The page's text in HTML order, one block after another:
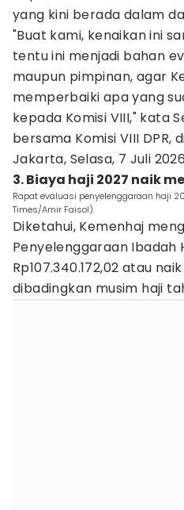
yang kini berada dalam
"Buat kami, kenaikan ini
tentu ini menjadi bahan
maupun pimpinan, agar
memperbaiki apa yang
kepada Komisi VIII," kata
bersama Komisi VIII DPR,
Jakarta, Selasa, 7 Juli
3. Biaya haji 2027 naik
Rapat evaluasi penyelenggaraan haji
Times/Amir Faisol).
Diketahui, Kemenhaj
Penyelenggaraan Ibadah
Rp107.340.172,02 atau
dibadingkan musim haji